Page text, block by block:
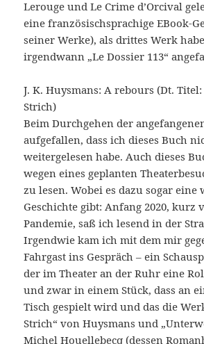
Lerouge und Le Crime d’Orcival
eine französischsprachige EBook-
seiner Werke), als drittes Werk
irgendwann „Le Dossier 113“
J. K. Huysmans: A rebours (Dt.
Strich)
Beim Durchgehen der
aufgefallen, dass ich dieses Buch
weitergelesen habe. Auch dieses
wegen eines geplanten
zu lesen. Wobei es dazu sogar eine
Geschichte gibt: Anfang 2020, kurz
Pandemie, saß ich lesend in der
Irgendwie kam ich mit dem mir
Fahrgast ins Gespräch – ein
der im Theater an der Ruhr eine
und zwar in einem Stück, dass an
Tisch gespielt wird und das die
Strich“ von Huysmans und
Michel Houellebecq (dessen